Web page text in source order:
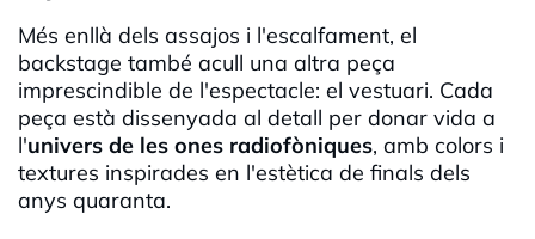
Més enllà dels assajos i l'escalfament, el
backstage també acull una altra peça
imprescindible de l'espectacle: el vestuari. Cada
peça està dissenyada al detall per donar vida a
l'univers de les ones radiofòniques, amb colors i
textures inspirades en l'estètica de finals dels
anys quaranta.